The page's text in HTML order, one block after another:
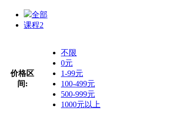
全部
课程2
价格区
间:
不限
0元
1-99元
100-499元
500-999元
1000元以上